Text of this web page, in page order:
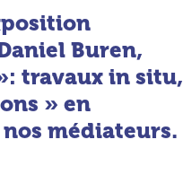
Buren,
travaux in situ,
» en
médiateurs.